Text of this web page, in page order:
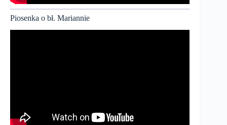
Piosenka o bł. Mariannie